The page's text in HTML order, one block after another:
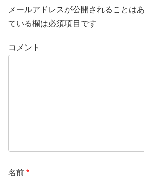
メールアドレスが公開されることは
ている欄は必須項目です
コメント
名前 *